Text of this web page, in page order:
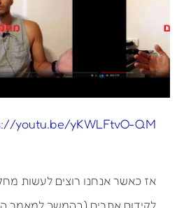
youtu.be/yKWLFtvO-QM
אז כאשר אנחנו רוצים לעשות
לקידום אתרים (בהמשך למאמר